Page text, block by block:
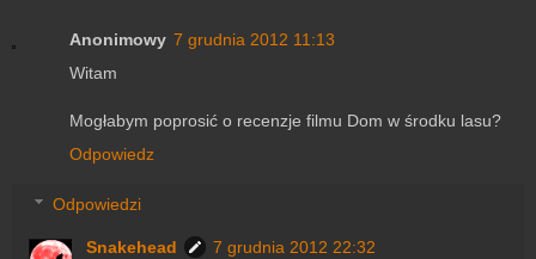
Anonimowy 7 grudnia 2012 11:13
Witam
Mogłabym poprosić o recenzje filmu Dom w środku lasu?
Odpowiedz
Odpowiedzi
Snakehead
7 grudnia 2012 22:32